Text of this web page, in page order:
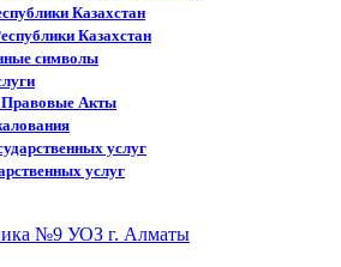
Казахстан
Казахстан
символы
Акты
услуг
услуг